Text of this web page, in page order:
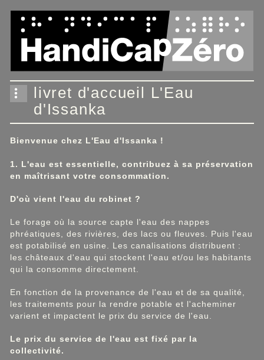
livret d'accueil L'Eau
d'Issanka
Bienvenue chez L'Eau d'Issanka !
1. L'eau est essentielle, contribuez à sa préservation
en maîtrisant votre consommation.
D'où vient l'eau du robinet ?
Le forage où la source capte l'eau des nappes
phréatiques, des rivières, des lacs ou fleuves. Puis l'eau
est potabilisé en usine. Les canalisations distribuent :
les châteaux d'eau qui stockent l'eau et/ou les habitants
qui la consomme directement.
En fonction de la provenance de l'eau et de sa qualité,
les traitements pour la rendre potable et l'acheminer
varient et impactent le prix du service de l'eau.
Le prix du service de l'eau est fixé par la
collectivité.